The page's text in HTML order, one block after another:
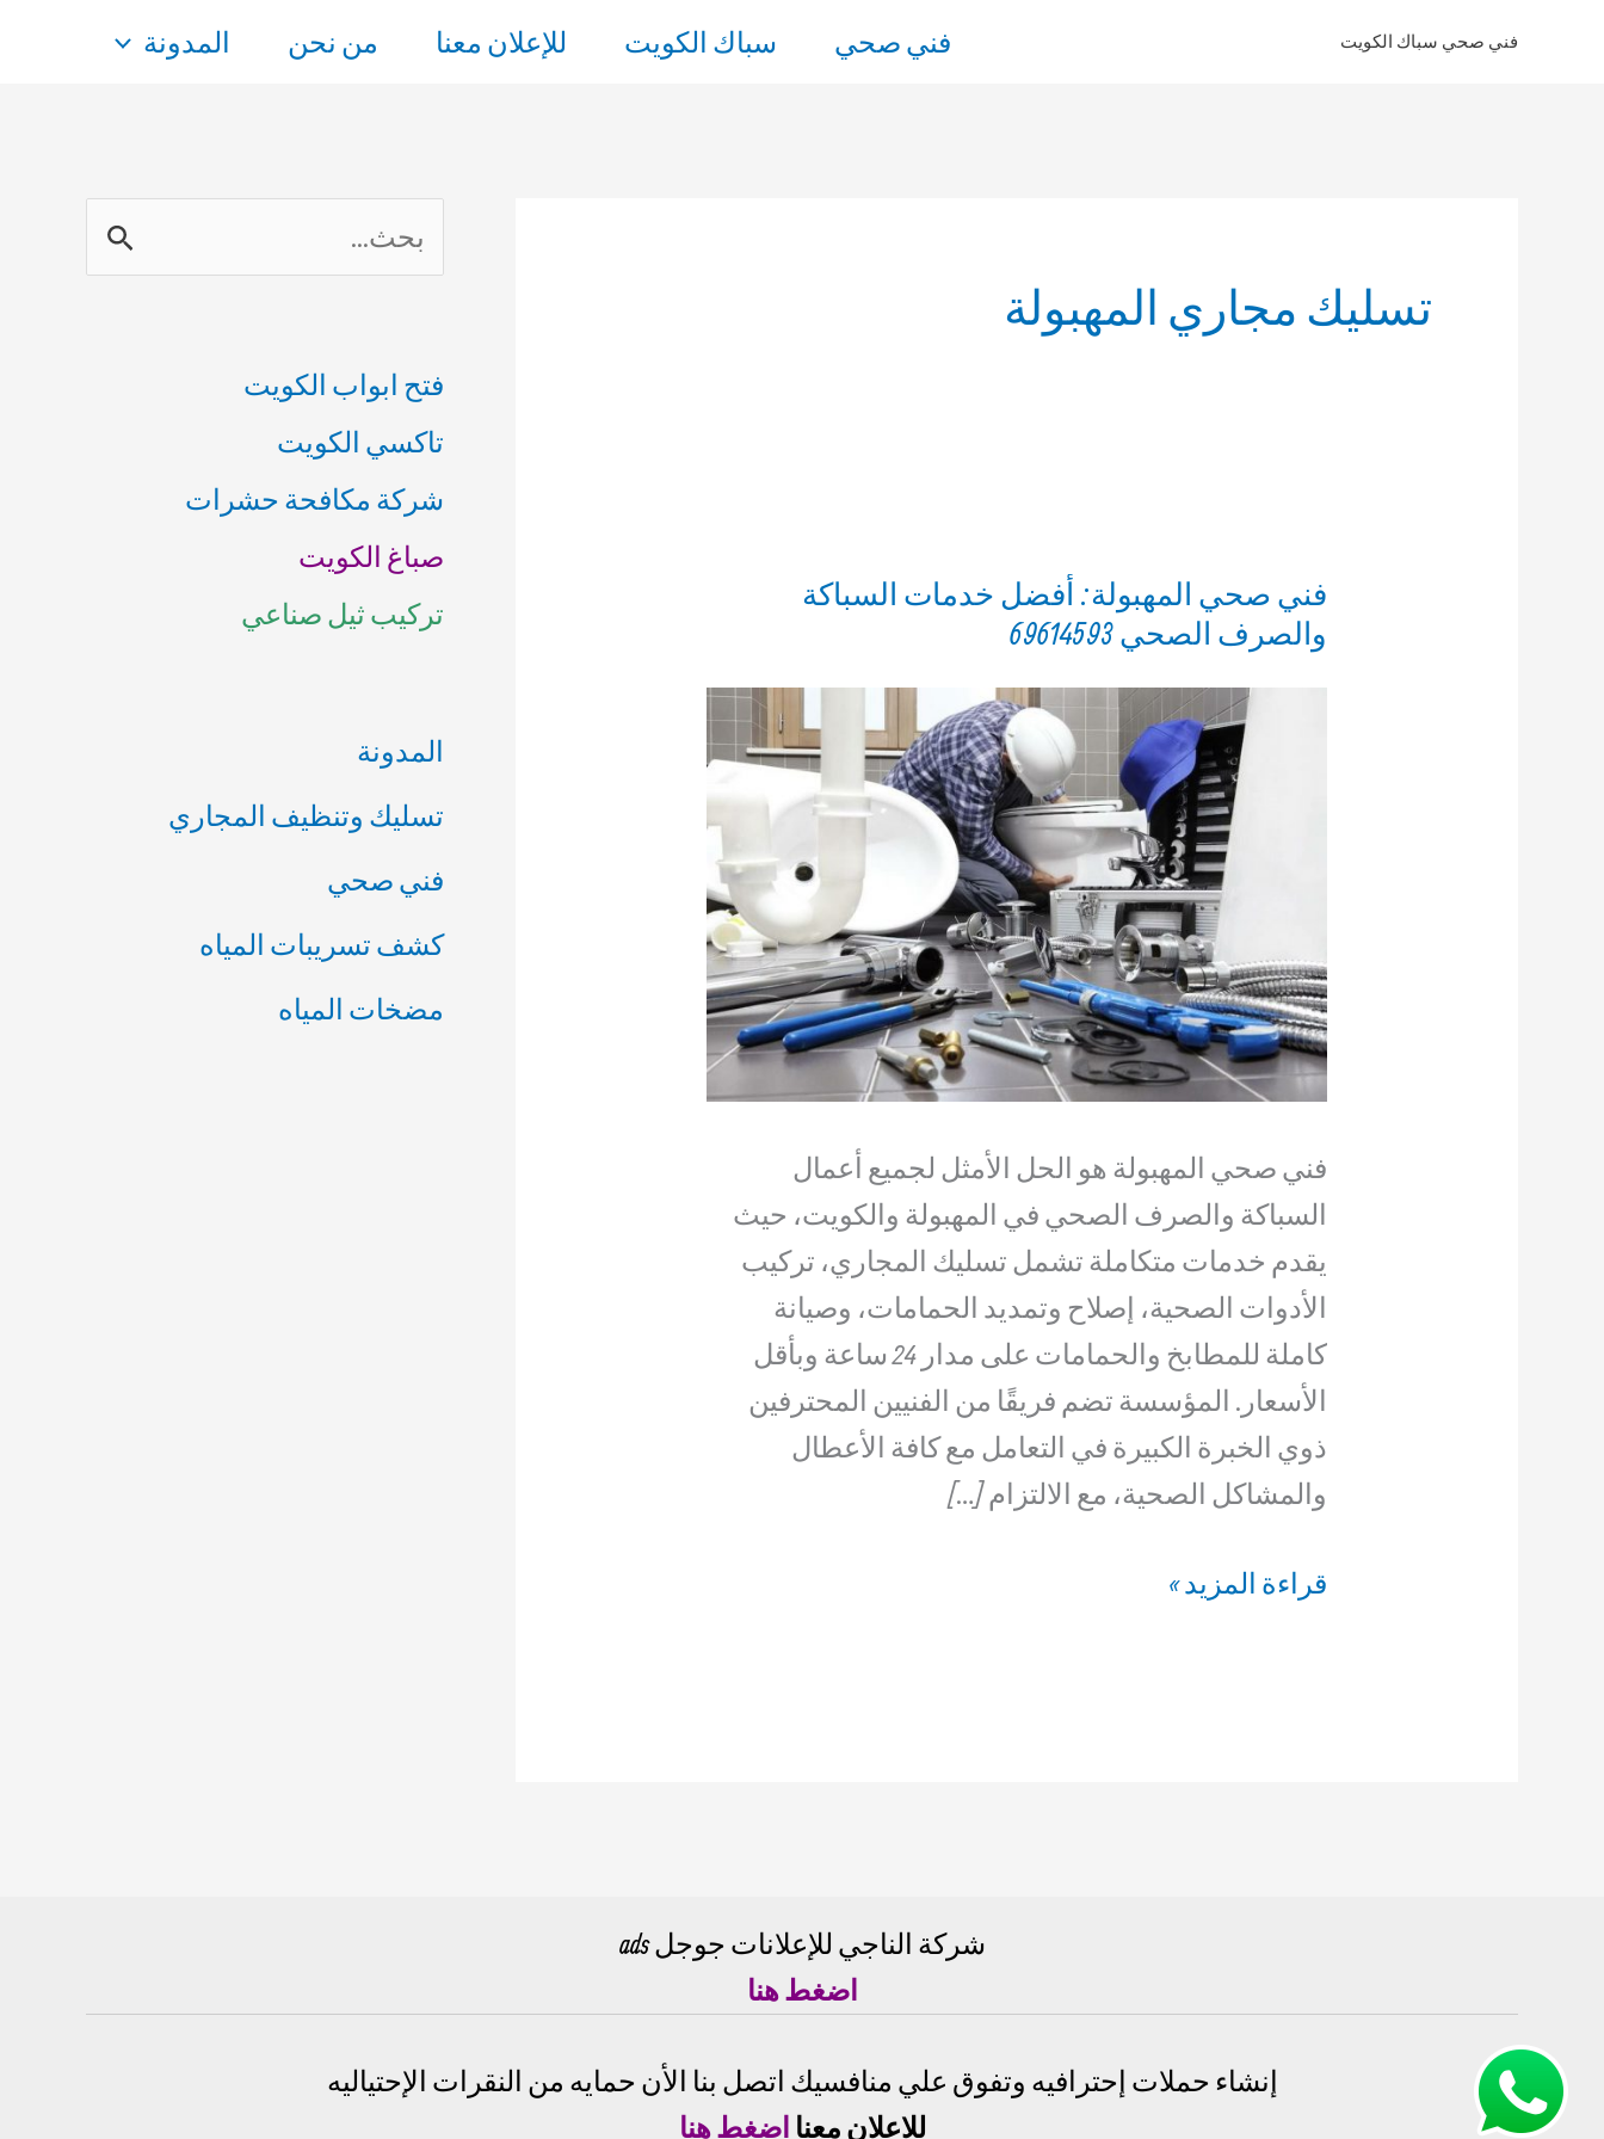
فني صحي سباك الكويت فني صحي سباك الكويت للإعلان معنا من نحن المدونة
تسليك مجاري المهبولة
فني صحي المهبولة: أفضل خدمات السباكة
والصرف الصحي 69614593
فني صحي المهبولة هو الحل الأمثل لجميع أعمال
السباكة والصرف الصحي في المهبولة والكويت، حيث
يقدم خدمات متكاملة تشمل تسليك المجاري، تركيب
الأدوات الصحية، إصلاح وتمديد الحمامات، وصيانة
كاملة للمطابخ والحمامات على مدار 24 ساعة وبأقل
الأسعار. المؤسسة تضم فريقًا من الفنيين المحترفين
ذوي الخبرة الكبيرة في التعامل مع كافة الأعطال
والمشاكل الصحية، مع الالتزام […]
فني
قراءة المزيد »
ل
ح
ث
ع
ن
:
فتح ابواب الكويت
تاكسي الكويت
شركة مكافحة حشرات
صباغ الكويت
تركيب ثيل صناعي
المدونة
تسليك وتنظيف المجاري
فني صحي
كشف تسريبات المياه
مضخات المياه
شركة الناجي للإعلانات جوجل ads
اضغط هنا
إنشاء حملات إحترافيه وتفوق علي منافسيك اتصل بنا الأن حمايه من النقرات الإحتياليه
للاعلان معنا اضغط هنا